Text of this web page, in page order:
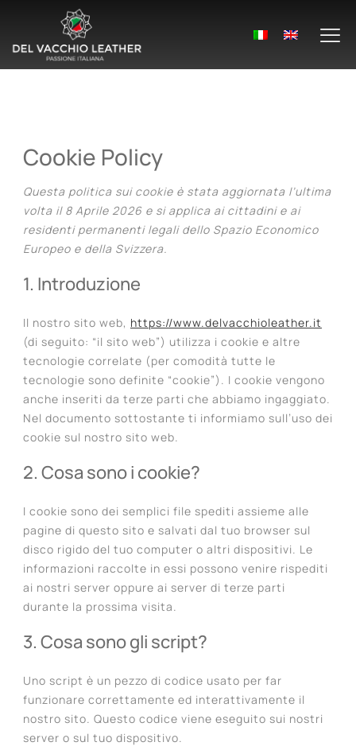
Cookie Policy
Questa politica sui cookie è stata aggiornata l’ultima
volta il 8 Aprile 2026 e si applica ai cittadini e ai
residenti permanenti legali dello Spazio Economico
Europeo e della Svizzera.
1. Introduzione
Il nostro sito web, https://www.delvacchioleather.it
(di seguito: “il sito web”) utilizza i cookie e altre
tecnologie correlate (per comodità tutte le
tecnologie sono definite “cookie”). I cookie vengono
anche inseriti da terze parti che abbiamo ingaggiato.
Nel documento sottostante ti informiamo sull’uso dei
cookie sul nostro sito web.
2. Cosa sono i cookie?
I cookie sono dei semplici file spediti assieme alle
pagine di questo sito e salvati dal tuo browser sul
disco rigido del tuo computer o altri dispositivi. Le
informazioni raccolte in essi possono venire rispediti
ai nostri server oppure ai server di terze parti
durante la prossima visita.
3. Cosa sono gli script?
Uno script è un pezzo di codice usato per far
funzionare correttamente ed interattivamente il
nostro sito. Questo codice viene eseguito sui nostri
server o sul tuo dispositivo.